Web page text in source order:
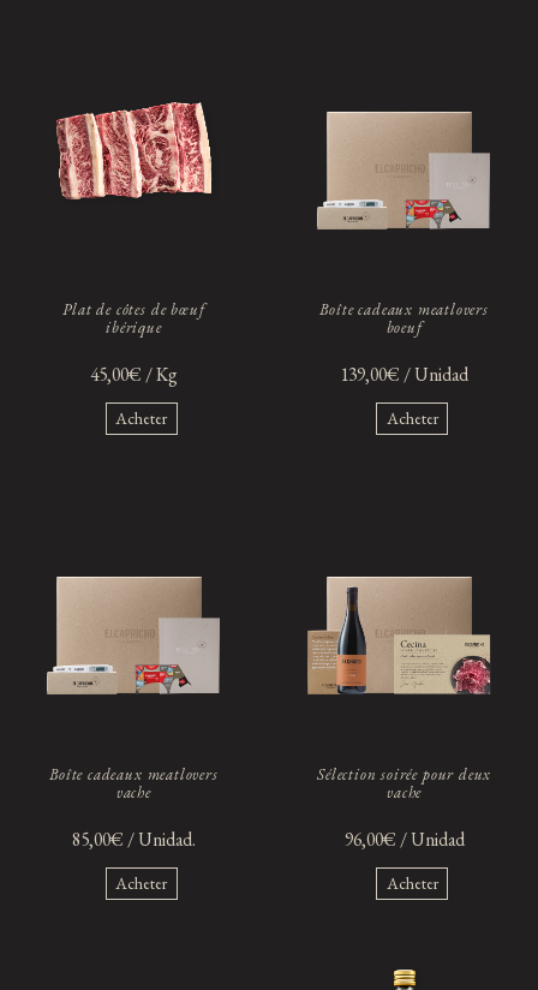
Plat de côtes de bœuf
ibérique
45,00€ / Kg
Acheter
Boîte cadeaux meatlovers
boeuf
139,00€ / Unidad
Acheter
Boîte cadeaux meatlovers
vache
85,00€ / Unidad.
Acheter
Sélection soirée pour deux
vache
96,00€ / Unidad
Acheter